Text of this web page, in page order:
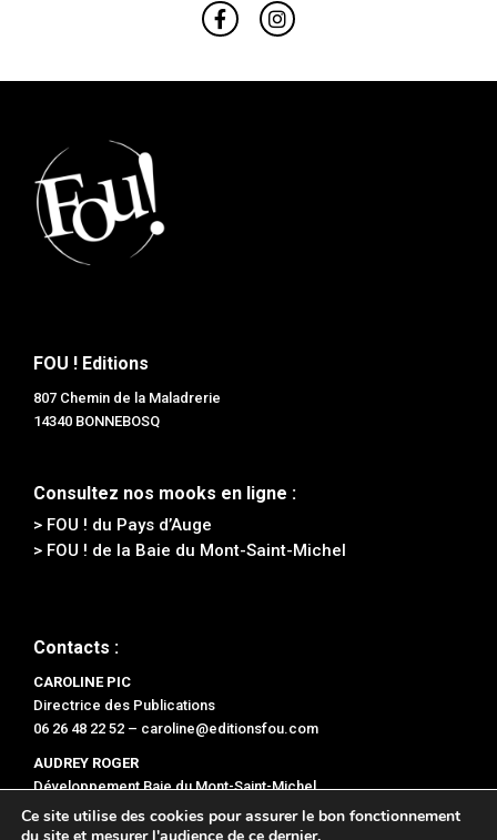
FOU ! Editions
807 Chemin de la Maladrerie
14340 BONNEBOSQ
Consultez nos mooks en ligne :
> FOU ! du Pays d’Auge
> FOU ! de la Baie du Mont-Saint-Michel
Contacts :
CAROLINE PIC
Directrice des Publications
06 26 48 22 52 – caroline@editionsfou.com
AUDREY ROGER
Développement Baie du Mont-Saint-Michel
06 47 47 78 96 –audrey@editionsfou.com
Ce site utilise des cookies pour assurer le bon fonctionnement